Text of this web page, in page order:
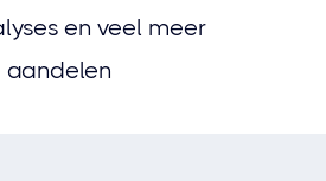
en veel meer
aandelen